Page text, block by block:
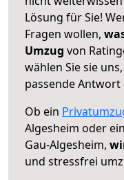
Lösung für Sie!
Fragen wollen,
Umzug von
wählen Sie sie
passende
Ob ein
Algesheim oder
Gau-Algesheim,
und stressfrei